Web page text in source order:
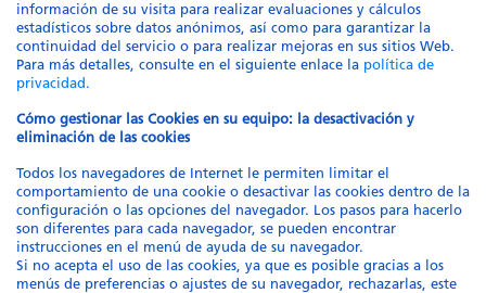
información de su visita para realizar evaluaciones y cálculos
estadísticos sobre datos anónimos, así como para garantizar la
continuidad del servicio o para realizar mejoras en sus sitios Web.
Para más detalles, consulte en el siguiente enlace la política de
privacidad.
Cómo gestionar las Cookies en su equipo: la desactivación y
eliminación de las cookies
Todos los navegadores de Internet le permiten limitar el
comportamiento de una cookie o desactivar las cookies dentro de la
configuración o las opciones del navegador. Los pasos para hacerlo
son diferentes para cada navegador, se pueden encontrar
instrucciones en el menú de ayuda de su navegador.
Si no acepta el uso de las cookies, ya que es posible gracias a los
menús de preferencias o ajustes de su navegador, rechazarlas, este